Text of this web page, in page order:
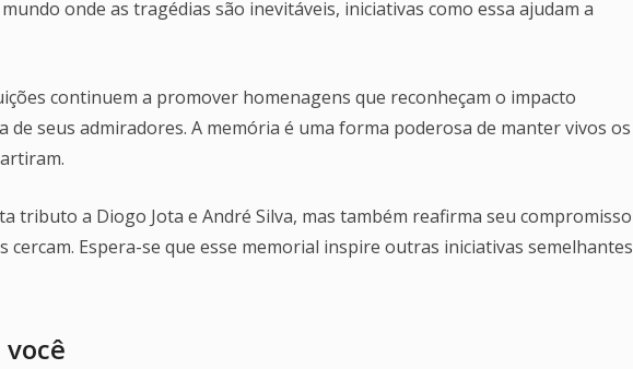
onde as tragédias são inevitáveis, iniciativas como essa ajudam a
continuem a promover homenagens que reconheçam o impacto
de seus admiradores. A memória é uma forma poderosa de manter vivos os
tributo a Diogo Jota e André Silva, mas também reafirma seu compromisso
cercam. Espera-se que esse memorial inspire outras iniciativas semelhantes